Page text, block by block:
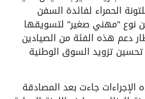
الحمراء لفائدة السفن
نوع "مهني صغير" لتسويقها
دعم هذه الفئة من الصيادين
تزويد السوق الوطنية
جاءت بعد المصادقة